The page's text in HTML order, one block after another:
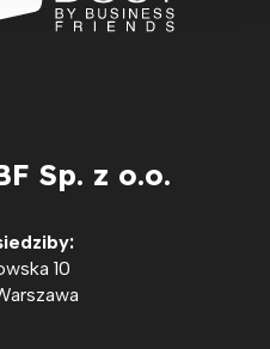
Sp. z o.o.
10